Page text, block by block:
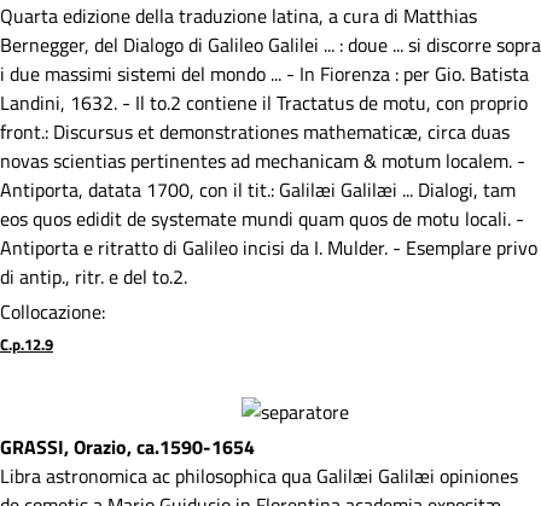
Quarta edizione della traduzione latina, a cura di Matthias
Bernegger, del Dialogo di Galileo Galilei ... : doue ... si discorre sopra
i due massimi sistemi del mondo ... - In Fiorenza : per Gio. Batista
Landini, 1632. - Il to.2 contiene il Tractatus de motu, con proprio
front.: Discursus et demonstrationes mathematicæ, circa duas
novas scientias pertinentes ad mechanicam & motum localem. -
Antiporta, datata 1700, con il tit.: Galilæi Galilæi ... Dialogi, tam
eos quos edidit de systemate mundi quam quos de motu locali. -
Antiporta e ritratto di Galileo incisi da I. Mulder. - Esemplare privo
di antip., ritr. e del to.2.
Collocazione:
C.p.12.9
GRASSI, Orazio, ca.1590-1654
Libra astronomica ac philosophica qua Galilæi Galilæi opiniones